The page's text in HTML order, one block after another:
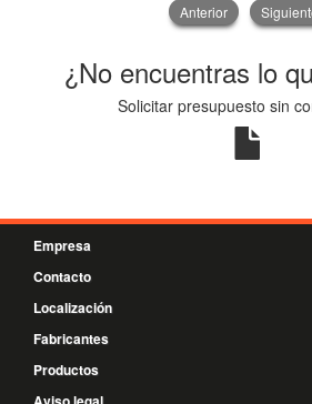
Anterior
¿No encuentras lo
Solicitar presupuesto sin
Empresa
Contacto
Localización
Fabricantes
Productos